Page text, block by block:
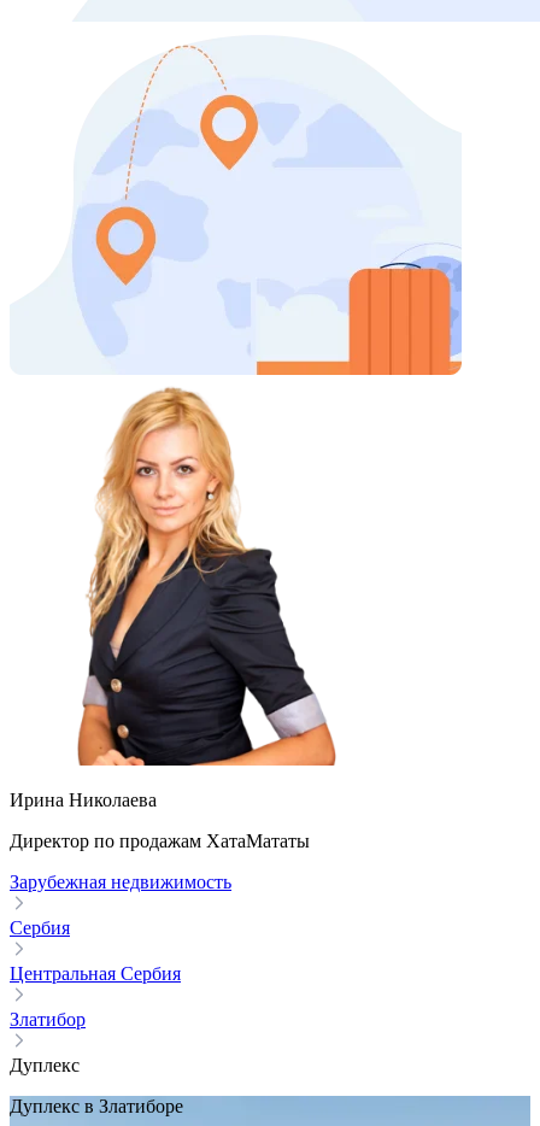
Ирина Николаева
Директор по продажам ХатаМататы
Зарубежная недвижимость
Сербия
Центральная Сербия
Златибор
Дуплекс
Дуплекс в Златиборе